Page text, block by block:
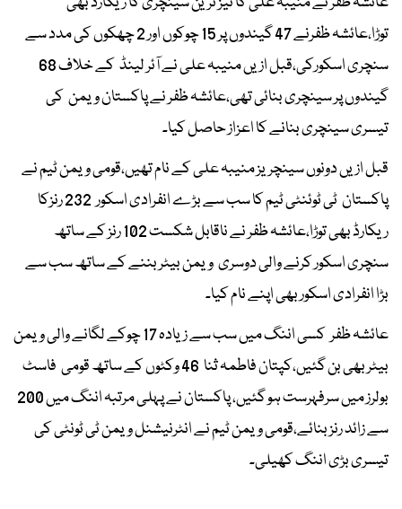
توڑا،عائشہ ظفرنے 47 گیندوں پر 15 چوکوں اور 2 چھکوں کی مدد سے
سنچری اسکورکی،قبل ازیں منیبہ علی نے آئر لینڈ کے خلاف 68
گیندوں پر سینچری بنائی تھی،عائشہ ظفر نے پاکستان ویمن کی
تیسری سینچری بنانے کا اعزاز حاصل کیا۔
قبل ازیں دونوں سینچریز منیبہ علی کے نام تھیں،قومی ویمن ٹیم نے
پاکستان ٹی ٹوئنٹی ٹیم کا سب سے بڑے انفرادی اسکور 232 رنزکا
ریکارڈ بھی توڑا،عائشہ ظفر نے ناقابل شکست 102 رنز کے ساتھ
سنچری اسکور کرنے والی دوسری ویمن بیٹر بننے کے ساتھ سب سے
بڑا انفرادی اسکور بھی اپنے نام کیا۔
عائشہ ظفر کسی اننگ میں سب سے زیادہ 17 چوکے لگانے والی ویمن
بیٹر بھی بن گئیں،کپتان فاطمہ ثنا 46 وکٹوں کے ساتھ قومی فاسٹ
بولرز میں سرفہرست ہو گئیں، پاکستان نے پہلی مرتبہ اننگ میں 200
سے زائد رنز بنائے،قومی ویمن ٹیم نے انٹرنیشنل ویمن ٹی ٹونٹی کی
تیسری بڑی اننگ کھیلی۔